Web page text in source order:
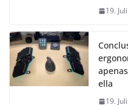
19.
ella
19.